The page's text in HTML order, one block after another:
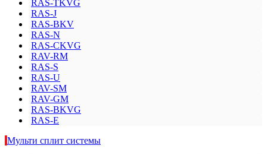
RAS-TKVG
RAS-J
RAS-BKV
RAS-N
RAS-CKVG
RAV-RM
RAS-S
RAS-U
RAV-SM
RAV-GM
RAS-BKVG
RAS-E
Мульти сплит системы